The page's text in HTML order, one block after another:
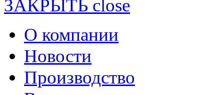
ЗАКРЫТЬ
О компании
Новости
Производство